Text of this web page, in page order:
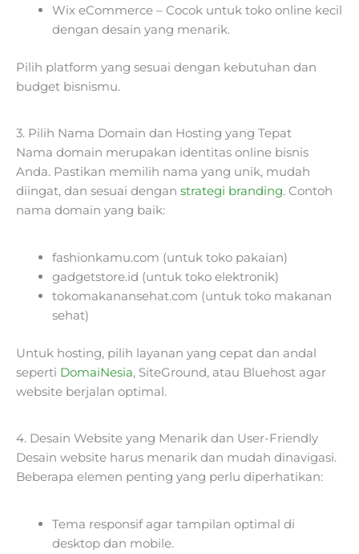
Wix eCommerce – Cocok untuk toko online kecil
dengan desain yang menarik.
Pilih platform yang sesuai dengan kebutuhan dan
budget bisnismu.
3. Pilih Nama Domain dan Hosting yang Tepat
Nama domain merupakan identitas online bisnis
Anda. Pastikan memilih nama yang unik, mudah
diingat, dan sesuai dengan strategi branding. Contoh
nama domain yang baik:
fashionkamu.com (untuk toko pakaian)
gadgetstore.id (untuk toko elektronik)
tokomakanansehat.com (untuk toko makanan
sehat)
Untuk hosting, pilih layanan yang cepat dan andal
seperti DomaiNesia, SiteGround, atau Bluehost agar
website berjalan optimal.
4. Desain Website yang Menarik dan User-Friendly
Desain website harus menarik dan mudah dinavigasi.
Beberapa elemen penting yang perlu diperhatikan:
Tema responsif agar tampilan optimal di
desktop dan mobile.